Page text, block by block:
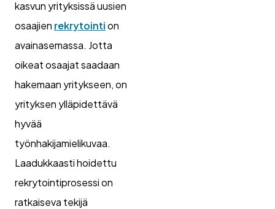
kasvun yrityksissä uusien
osaajien rekrytointion
avainasemassa. Jotta
oikeat osaajat saadaan
hakemaan yritykseen, on
yrityksen ylläpidettävä
hyvää
työnhakijamielikuvaa.
Laadukkaasti hoidettu
rekrytointiprosessi on
ratkaiseva tekijä